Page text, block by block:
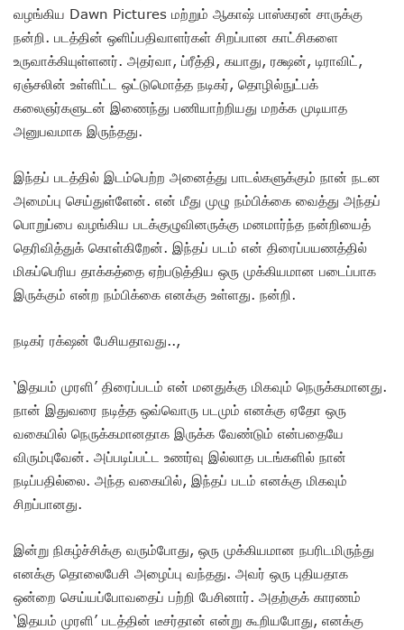
வழங்கிய Dawn Pictures மற்றும் ஆகாஷ் பாஸ்கரன் சாருக்கு
நன்றி. படத்தின் ஒளிப்பதிவாளர்கள் சிறப்பான காட்சிகளை
உருவாக்கியுள்ளனர். அதர்வா, ப்ரீத்தி, கயாது, ரக்ஷன், டிராவிட்,
ஏஞ்சலின் உள்ளிட்ட ஒட்டுமொத்த நடிகர், தொழில்நுட்பக்
கலைஞர்களுடன் இணைந்து பணியாற்றியது மறக்க முடியாத
அனுபவமாக இருந்தது.
இந்தப் படத்தில் இடம்பெற்ற அனைத்து பாடல்களுக்கும் நான் நடன
அமைப்பு செய்துள்ளேன். என் மீது முழு நம்பிக்கை வைத்து அந்தப்
பொறுப்பை வழங்கிய படக்குழுவினருக்கு மனமார்ந்த நன்றியைத்
தெரிவித்துக் கொள்கிறேன். இந்தப் படம் என் திரைப்பயணத்தில்
மிகப்பெரிய தாக்கத்தை ஏற்படுத்திய ஒரு முக்கியமான படைப்பாக
இருக்கும் என்ற நம்பிக்கை எனக்கு உள்ளது. நன்றி.
நடிகர் ரக்‌ஷன் பேசியதாவது..,
‘இதயம் முரளி’ திரைப்படம் என் மனதுக்கு மிகவும் நெருக்கமானது.
நான் இதுவரை நடித்த ஒவ்வொரு படமும் எனக்கு ஏதோ ஒரு
வகையில் நெருக்கமானதாக இருக்க வேண்டும் என்பதையே
விரும்புவேன். அப்படிப்பட்ட உணர்வு இல்லாத படங்களில் நான்
நடிப்பதில்லை. அந்த வகையில், இந்தப் படம் எனக்கு மிகவும்
சிறப்பானது.
இன்று நிகழ்ச்சிக்கு வரும்போது, ஒரு முக்கியமான நபரிடமிருந்து
எனக்கு தொலைபேசி அழைப்பு வந்தது. அவர் ஒரு புதியதாக
ஒன்றை செய்யப்போவதைப் பற்றி பேசினார். அதற்குக் காரணம்
‘இதயம் முரளி’ படத்தின் டீசர்தான் என்று கூறியபோது, எனக்கு